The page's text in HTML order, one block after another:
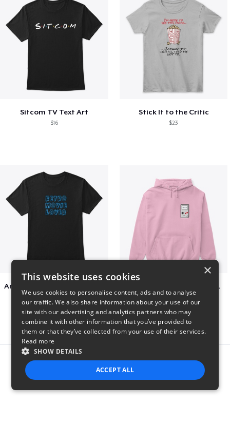
Sitcom TV Text Art
$16
Stick It to the Critic
$23
Persian Cat watching Cats TV
Report this product
×
This website uses cookies
We use cookies to personalise content, ads and to analyse
our traffic. We also share information about your use of our
site with our advertising and analytics partners who may
combine it with other information that you’ve provided to
them or that they’ve collected from your use of their services.
Read more
SHOW DETAILS
ACCEPT ALL
STRICTLY NECESSARY PERFORMANCE